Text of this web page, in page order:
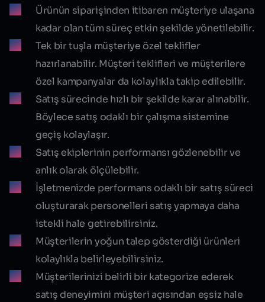
Ürünün siparişinden itibaren müşteriye ulaşana
kadar olan tüm süreç etkin şekilde yönetilebilir.
Tek bir tuşla müşteriye özel teklifler
hazırlanabilir. Müşteri teklifleri ve müşterilere
özel kampanyalar da kolaylıkla takip edilebilir.
Satış sürecinde hızlı bir şekilde karar alınabilir.
Böylece satış odaklı bir çalışma sistemine
geçiş kolaylaşır.
Satış ekiplerinin performansı gözlenebilir ve
anlık olarak ölçülebilir.
İşletmenizde performans odaklı bir satış süreci
oluşturarak personelleri satış yapmaya daha
istekli hale getirebilirsiniz.
Müşterilerin yoğun talep gösterdiği ürünleri
kolaylıkla belirleyebilirsiniz.
Müşterilerinizi belirli bir kategorize ederek
satış deneyimini müşteri açısından eşsiz hale